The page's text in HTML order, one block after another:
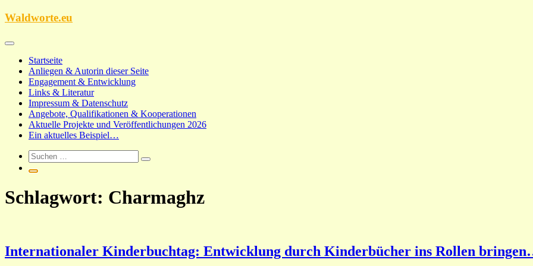
Zum
Waldworte.eu
Startseite
Anliegen & Autorin dieser Seite
Engagement & Entwicklung
Links & Literatur
Impressum & Datenschutz
Angebote, Qualifikationen & Kooperationen
Aktuelle Projekte und Veröffentlichungen 2026
Ein aktuelles Beispiel…
Schlagwort: Charmaghz
Internationaler Kinderbuchtag: Entwicklung durch Kinderbücher ins Rollen